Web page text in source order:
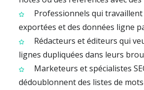
Professionnels qui travaillent
exportées et des données ligne
Rédacteurs et éditeurs qui
lignes dupliquées dans leurs
Marketeurs et spécialistes
dédoublonnent des listes de